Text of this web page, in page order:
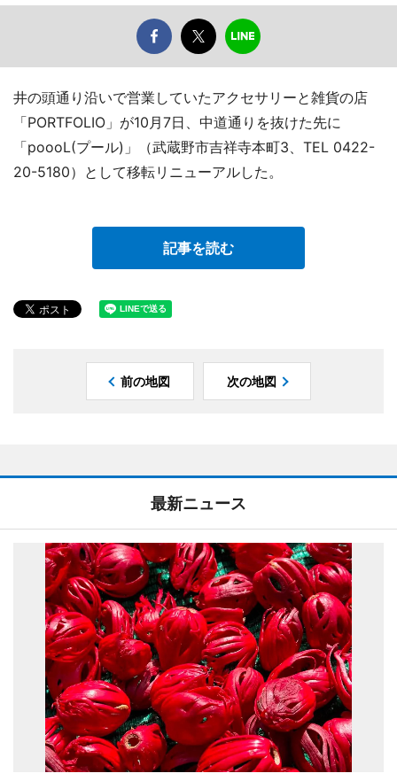
井の頭通り沿いで営業していたアクセサリーと雑貨の店
「PORTFOLIO」が10月7日、中道通りを抜けた先に
「poooL(プール)」（武蔵野市吉祥寺本町3、TEL 0422-
20-5180）として移転リニューアルした。
記事を読む
前の地図 次の地図
最新ニュース